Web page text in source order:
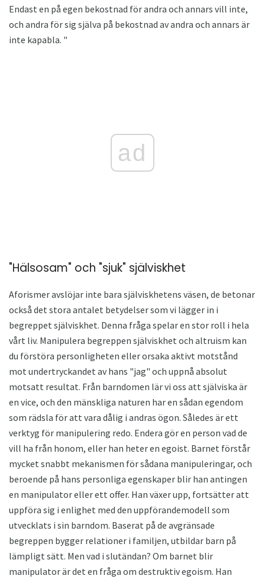
Endast en på egen bekostnad för andra och annars vill inte,
och andra för sig själva på bekostnad av andra och annars är
inte kapabla. "
ad
"Hälsosam" och "sjuk" själviskhet
Aforismer avslöjar inte bara själviskhetens väsen, de betonar
också det stora antalet betydelser som vi lägger in i
begreppet själviskhet. Denna fråga spelar en stor roll i hela
vårt liv. Manipulera begreppen själviskhet och altruism kan
du förstöra personligheten eller orsaka aktivt motstånd
mot undertryckandet av hans "jag" och uppnå absolut
motsatt resultat. Från barndomen lär vi oss att själviska är
en vice, och den mänskliga naturen har en sådan egendom
som rädsla för att vara dålig i andras ögon. Således är ett
verktyg för manipulering redo. Endera gör en person vad de
vill ha från honom, eller han heter en egoist. Barnet förstår
mycket snabbt mekanismen för sådana manipuleringar, och
beroende på hans personliga egenskaper blir han antingen
en manipulator eller ett offer. Han växer upp, fortsätter att
uppföra sig i enlighet med den uppförandemodell som
utvecklats i sin barndom. Baserat på de avgränsade
begreppen bygger relationer i familjen, utbildar barn på
lämpligt sätt. Men vad i slutändan? Om barnet blir
manipulator är det en fråga om destruktiv egoism. Han